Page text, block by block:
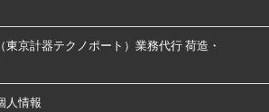
東京計器テクノポート）業務代行 荷造・
人情報